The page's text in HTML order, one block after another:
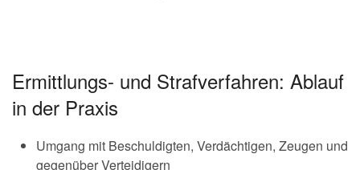
Ermittlungs- und Strafverfahren: Ablauf
in der Praxis
Umgang mit Beschuldigten, Verdächtigen, Zeugen und
gegenüber Verteidigern